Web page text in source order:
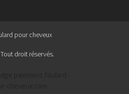
pour cheveux
droit réservés.